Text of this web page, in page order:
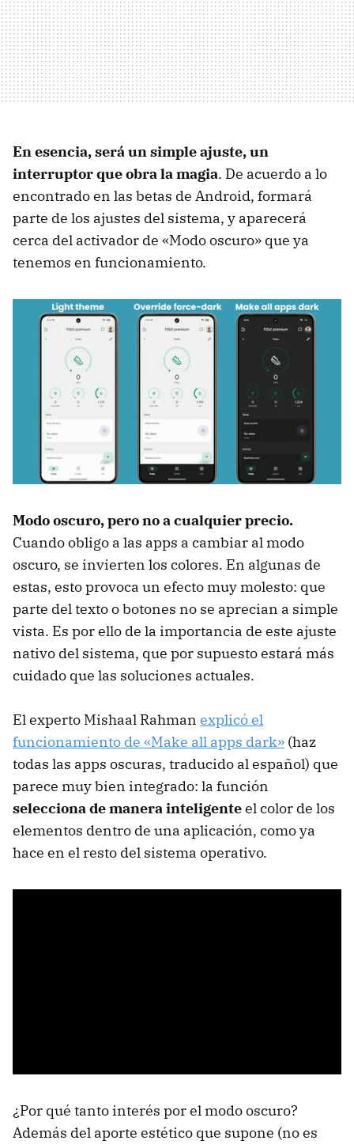
En esencia, será un simple ajuste, un
interruptor que obra la magia. De acuerdo a lo
encontrado en las betas de Android, formará
parte de los ajustes del sistema, y aparecerá
cerca del activador de «Modo oscuro» que ya
tenemos en funcionamiento.
Modo oscuro, pero no a cualquier precio.
Cuando obligo a las apps a cambiar al modo
oscuro, se invierten los colores. En algunas de
estas, esto provoca un efecto muy molesto: que
parte del texto o botones no se aprecian a simple
vista. Es por ello de la importancia de este ajuste
nativo del sistema, que por supuesto estará más
cuidado que las soluciones actuales.
El experto Mishaal Rahman explicó el
funcionamiento de «Make all apps dark» (haz
todas las apps oscuras, traducido al español) que
parece muy bien integrado: la función
selecciona de manera inteligenteel color de los
elementos dentro de una aplicación, como ya
hace en el resto del sistema operativo.
¿Por qué tanto interés por el modo oscuro?
Además del aporte estético que supone (no es